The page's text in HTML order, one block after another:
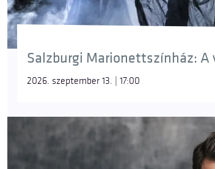
Salzburgi Marionettszínház:
2026. szeptember 13. | 17:00